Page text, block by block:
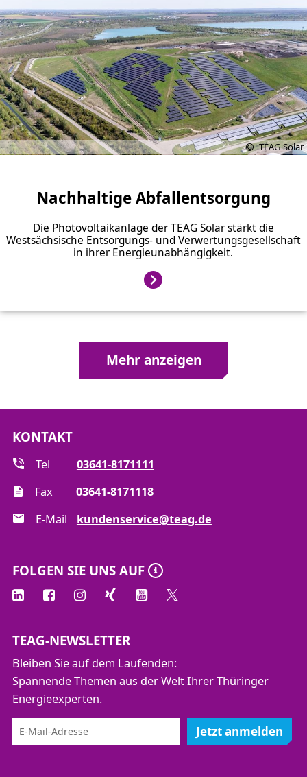
TEAG Solar
Nachhaltige Abfallentsorgung
Die Photovoltaikanlage der TEAG Solar stärkt die
Westsächsische Entsorgungs- und Verwertungsgesellschaft
in ihrer Energieunabhängigkeit.
Mehr anzeigen
KONTAKT
Tel
03641-8171111
Fax
03641-8171118
E-Mail
kundenservice@teag.de
FOLGEN SIE UNS AUF
TEAG-NEWSLETTER
Bleiben Sie auf dem Laufenden:
Spannende Themen aus der Welt Ihrer Thüringer
Energieexperten.
Jetzt anmelden